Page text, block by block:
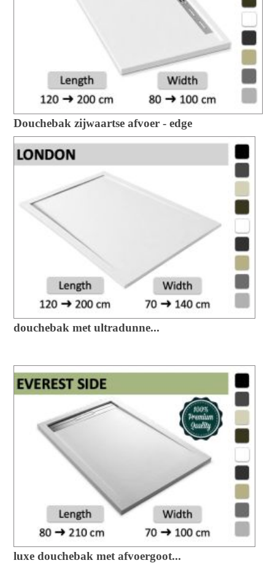
Douchebak zijwaartse afvoer - edge
douchebak met ultradunne...
luxe douchebak met afvoergoot...